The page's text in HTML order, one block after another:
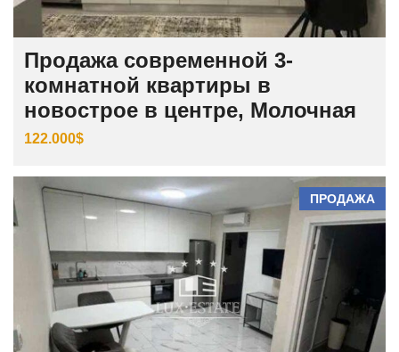
Продажа современной 3-
комнатной квартиры в
новострое в центре, Молочная
122.000$
ПРОДАЖА